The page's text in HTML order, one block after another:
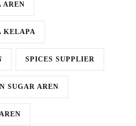
AREN
KELAPA
SPICES SUPPLIER
SUGAR AREN